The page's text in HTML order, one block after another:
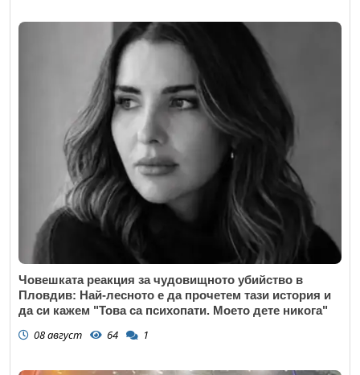
Човешката реакция за чудовищното убийство в
Пловдив: Най-лесното е да прочетем тази история и
да си кажем "Това са психопати. Моето дете никога"
08 август 64 1